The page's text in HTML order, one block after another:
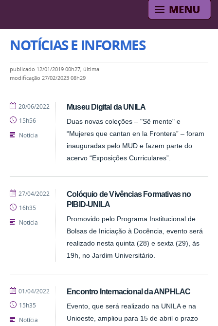
NOTÍCIAS E INFORMES
publicado 12/01/2019 00h27, última
modificação 27/02/2023 08h29
Museu Digital da UNILA
Duas novas coleções – "Sê mente" e
“Mujeres que cantan en la Frontera” – foram
inauguradas pelo MUD e fazem parte do
acervo “Exposições Curriculares”.
publicado
20/06/2022
15h56
Notícia
Colóquio de Vivências Formativas no
PIBID-UNILA
Promovido pelo Programa Institucional de
Bolsas de Iniciação à Docência, evento será
realizado nesta quinta (28) e sexta (29), às
19h, no Jardim Universitário.
publicado
27/04/2022
16h35
Notícia
Encontro Internacional da ANPHLAC
Evento, que será realizado na UNILA e na
Unioeste, ampliou para 15 de abril o prazo
publicado
01/04/2022
15h35
Notícia